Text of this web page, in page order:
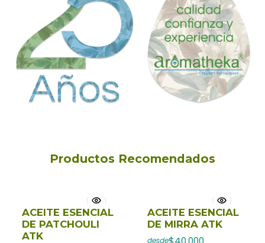
Productos Recomendados
ACEITE ESENCIAL
DE PATCHOULI
ATK
ACEITE ESENCIAL
DE MIRRA ATK
desde